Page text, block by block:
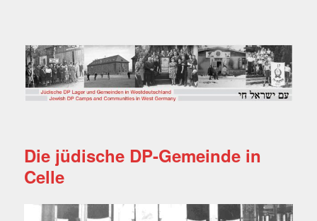
Jüdische DP Lager und
Gemeinden in
Westdeutschland
Die jüdische DP-Gemeinde in
Celle